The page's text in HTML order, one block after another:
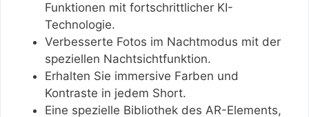
Funktionen mit fortschrittlicher KI-
Technologie.
Verbesserte Fotos im Nachtmodus mit der
speziellen Nachtsichtfunktion.
Erhalten Sie immersive Farben und
Kontraste in jedem Short.
Eine spezielle Bibliothek des AR-Elements,